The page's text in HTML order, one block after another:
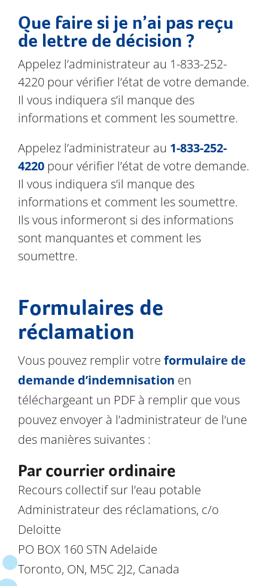
Que faire si je n’ai pas reçu
de lettre de décision ?
Appelez l’administrateur au 1-833-252-
4220 pour vérifier l’état de votre demande.
Il vous indiquera s’il manque des
informations et comment les soumettre.
Appelez l’administrateur au 1-833-252-
4220pour vérifier l’état de votre demande.
Il vous indiquera s’il manque des
informations et comment les soumettre.
Ils vous informeront si des informations
sont manquantes et comment les
soumettre.
Formulaires de
réclamation
Vous pouvez remplir votre formulaire de
demande d’indemnisation en
téléchargeant un PDF à remplir que vous
pouvez envoyer à l’administrateur de l’une
des manières suivantes :
Par courrier ordinaire
Recours collectif sur l’eau potable
Administrateur des réclamations, c/o
Deloitte
PO BOX 160 STN Adelaide
Toronto, ON, M5C 2J2, Canada